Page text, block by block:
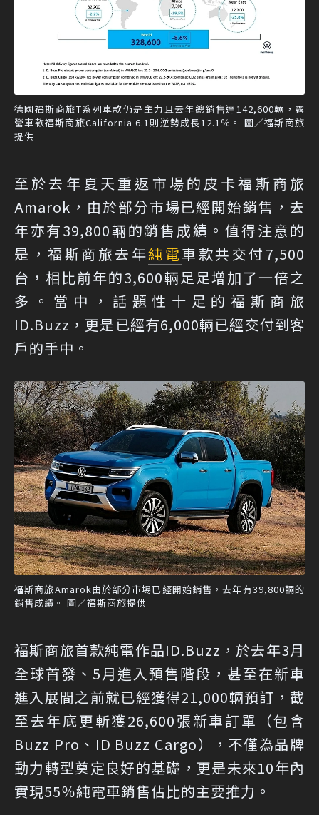
德國福斯商旅T系列車款仍是主力且去年總銷售達142,600輛，露
營車款福斯商旅California 6.1則逆勢成長12.1％。 圖／福斯商旅
提供
至於去年夏天重返市場的皮卡福斯商旅
Amarok，由於部分市場已經開始銷售，去
年亦有39,800輛的銷售成績。值得注意的
是，福斯商旅去年純電車款共交付7,500
台，相比前年的3,600輛足足增加了一倍之
多。當中，話題性十足的福斯商旅
ID.Buzz，更是已經有6,000輛已經交付到客
戶的手中。
福斯商旅Amarok由於部分市場已經開始銷售，去年有39,800輛的
銷售成績。 圖／福斯商旅提供
福斯商旅首款純電作品ID.Buzz，於去年3月
全球首發、5月進入預售階段，甚至在新車
進入展間之前就已經獲得21,000輛預訂，截
至去年底更斬獲26,600張新車訂單（包含
Buzz Pro、ID Buzz Cargo），不僅為品牌
動力轉型奠定良好的基礎，更是未來10年內
實現55％純電車銷售佔比的主要推力。